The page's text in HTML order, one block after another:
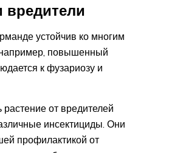
вредители
устойчив ко многим
повышенный
к фузариозу и
от вредителей
инсектициды. Они
профилактикой от